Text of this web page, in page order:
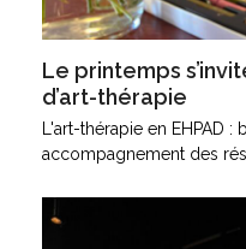
Le printemps
d’art-thérapie
L'art-thérapie en EHPAD :
accompagnement des